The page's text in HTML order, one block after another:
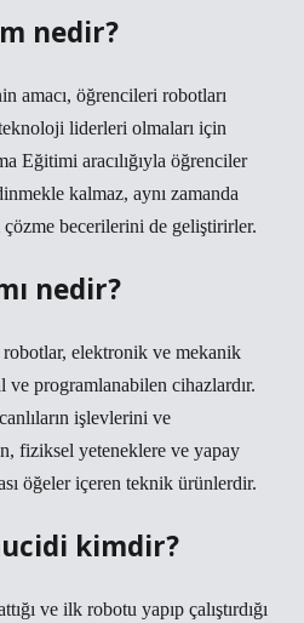
nedir?
amacı, öğrencileri robotları
liderleri olmaları için
Eğitimi aracılığıyla öğrenciler
kalmaz, aynı zamanda
çözme becerilerini de geliştirirler.
nedir?
elektronik ve mekanik
programlanabilen cihazlardır.
işlevlerini ve
fiziksel yeteneklere ve yapay
öğeler içeren teknik ürünlerdir.
kimdir?
ve ilk robotu yapıp çalıştırdığı